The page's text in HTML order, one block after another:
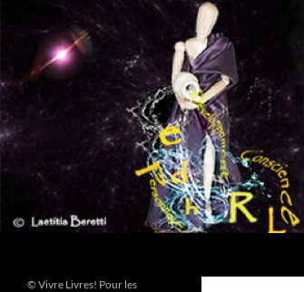
contenu
© Vivre Livres! Pour les